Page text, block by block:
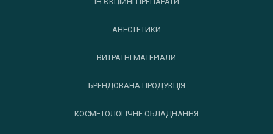
АНЕСТЕТИКИ
ВИТРАТНІ МАТЕРІАЛИ
БРЕНДОВАНА ПРОДУКЦІЯ
КОСМЕТОЛОГІЧНЕ ОБЛАДНАННЯ